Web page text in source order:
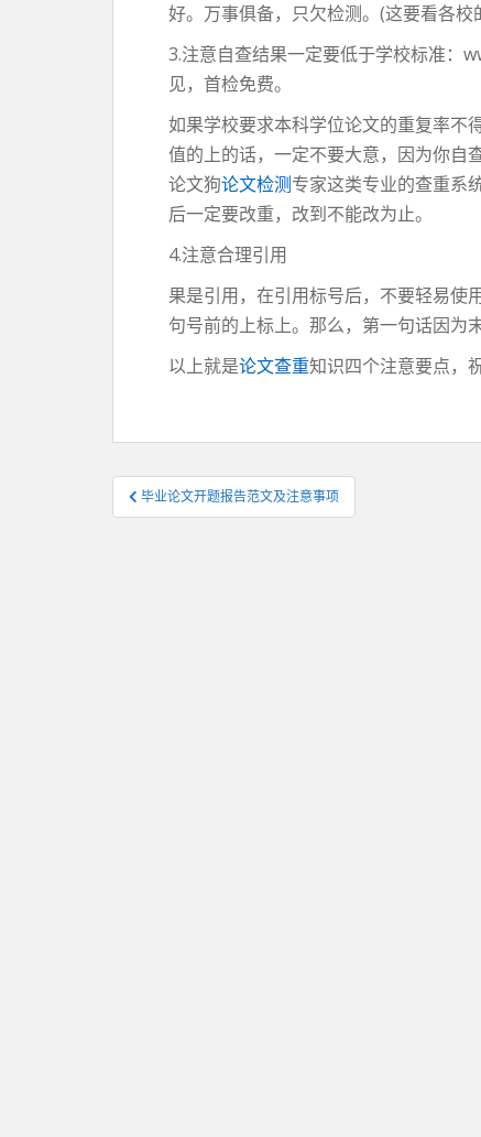
好。万事俱备，只欠检测。(这要看各
3.注意自查结果一定要低于学校标准：
见，首检免费。
如果学校要求本科学位论文的重复率不
值的上的话，一定不要大意，因为你自
论文狗论文检测专家这类专业的查重系
后一定要改重，改到不能改为止。
4.注意合理引用
果是引用，在引用标号后，不要轻易使
句号前的上标上。那么，第一句话因为
以上就是论文查重知识四个注意要点，
文
章
毕业论文开题报告范文及注意事项